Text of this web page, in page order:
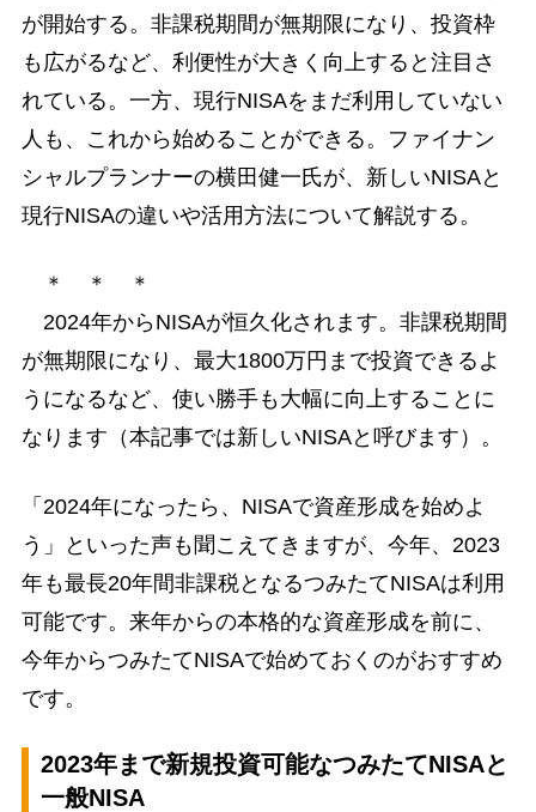
が開始する。非課税期間が無期限になり、投資枠
も広がるなど、利便性が大きく向上すると注目さ
れている。一方、現行NISAをまだ利用していない
人も、これから始めることができる。ファイナン
シャルプランナーの横田健一氏が、新しいNISAと
現行NISAの違いや活用方法について解説する。
＊ ＊ ＊
2024年からNISAが恒久化されます。非課税期間
が無期限になり、最大1800万円まで投資できるよ
うになるなど、使い勝手も大幅に向上することに
なります（本記事では新しいNISAと呼びます）。
「2024年になったら、NISAで資産形成を始めよ
う」といった声も聞こえてきますが、今年、2023
年も最長20年間非課税となるつみたてNISAは利用
可能です。来年からの本格的な資産形成を前に、
今年からつみたてNISAで始めておくのがおすすめ
です。
2023年まで新規投資可能なつみたてNISAと
一般NISA